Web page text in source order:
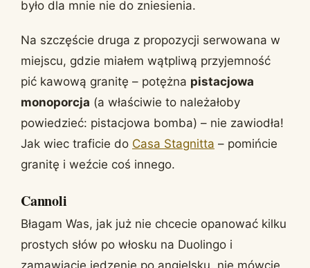
było dla mnie nie do zniesienia.
Na szczęście druga z propozycji serwowana w
miejscu, gdzie miałem wątpliwą przyjemność
pić kawową granitę – potężna pistacjowa
monoporcja (a właściwie to należałoby
powiedzieć: pistacjowa bomba) – nie zawiodła!
Jak wiec traficie do Casa Stagnitta – pomińcie
granitę i weźcie coś innego.
Cannoli
Błagam Was, jak już nie chcecie opanować kilku
prostych słów po włosku na Duolingo i
zamawiacie jedzenie po angielsku, nie mówcie